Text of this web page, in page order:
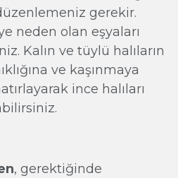
gerekir.
neden olan eşyaları
Kalın ve tüylü halıların
ve kaşınmaya
ince halıları
, gerektiğinde